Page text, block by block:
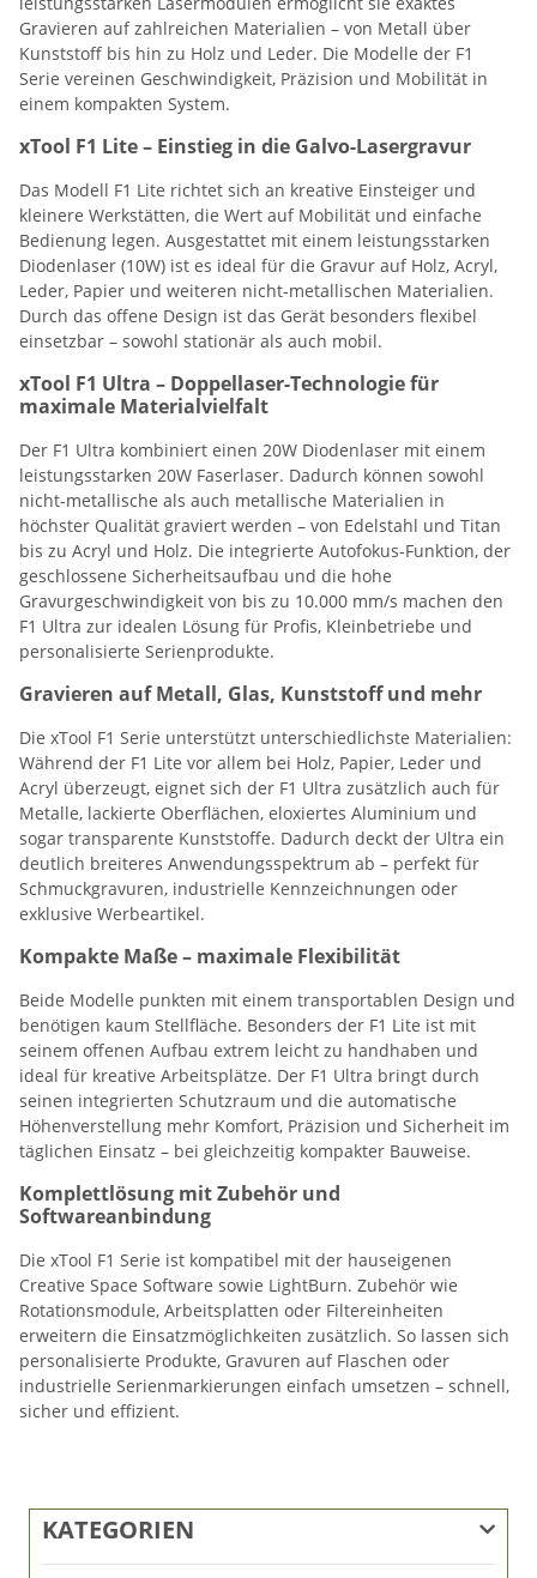
Gravieren auf zahlreichen Materialien – von Metall über
Kunststoff bis hin zu Holz und Leder. Die Modelle der F1
Serie vereinen Geschwindigkeit, Präzision und Mobilität in
einem kompakten System.
xTool F1 Lite – Einstieg in die Galvo-Lasergravur
Das Modell F1 Lite richtet sich an kreative Einsteiger und
kleinere Werkstätten, die Wert auf Mobilität und einfache
Bedienung legen. Ausgestattet mit einem leistungsstarken
Diodenlaser (10W) ist es ideal für die Gravur auf Holz, Acryl,
Leder, Papier und weiteren nicht-metallischen Materialien.
Durch das offene Design ist das Gerät besonders flexibel
einsetzbar – sowohl stationär als auch mobil.
xTool F1 Ultra – Doppellaser-Technologie für
maximale Materialvielfalt
Der F1 Ultra kombiniert einen 20W Diodenlaser mit einem
leistungsstarken 20W Faserlaser. Dadurch können sowohl
nicht-metallische als auch metallische Materialien in
höchster Qualität graviert werden – von Edelstahl und Titan
bis zu Acryl und Holz. Die integrierte Autofokus-Funktion, der
geschlossene Sicherheitsaufbau und die hohe
Gravurgeschwindigkeit von bis zu 10.000 mm/s machen den
F1 Ultra zur idealen Lösung für Profis, Kleinbetriebe und
personalisierte Serienprodukte.
Gravieren auf Metall, Glas, Kunststoff und mehr
Die xTool F1 Serie unterstützt unterschiedlichste Materialien:
Während der F1 Lite vor allem bei Holz, Papier, Leder und
Acryl überzeugt, eignet sich der F1 Ultra zusätzlich auch für
Metalle, lackierte Oberflächen, eloxiertes Aluminium und
sogar transparente Kunststoffe. Dadurch deckt der Ultra ein
deutlich breiteres Anwendungsspektrum ab – perfekt für
Schmuckgravuren, industrielle Kennzeichnungen oder
exklusive Werbeartikel.
Kompakte Maße – maximale Flexibilität
Beide Modelle punkten mit einem transportablen Design und
benötigen kaum Stellfläche. Besonders der F1 Lite ist mit
seinem offenen Aufbau extrem leicht zu handhaben und
ideal für kreative Arbeitsplätze. Der F1 Ultra bringt durch
seinen integrierten Schutzraum und die automatische
Höhenverstellung mehr Komfort, Präzision und Sicherheit im
täglichen Einsatz – bei gleichzeitig kompakter Bauweise.
Komplettlösung mit Zubehör und
Softwareanbindung
Die xTool F1 Serie ist kompatibel mit der hauseigenen
Creative Space Software sowie LightBurn. Zubehör wie
Rotationsmodule, Arbeitsplatten oder Filtereinheiten
erweitern die Einsatzmöglichkeiten zusätzlich. So lassen sich
personalisierte Produkte, Gravuren auf Flaschen oder
industrielle Serienmarkierungen einfach umsetzen – schnell,
sicher und effizient.
KATEGORIEN